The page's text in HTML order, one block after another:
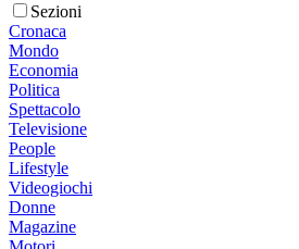
Sezioni
Cronaca
Mondo
Economia
Politica
Spettacolo
Televisione
People
Lifestyle
Videogiochi
Donne
Magazine